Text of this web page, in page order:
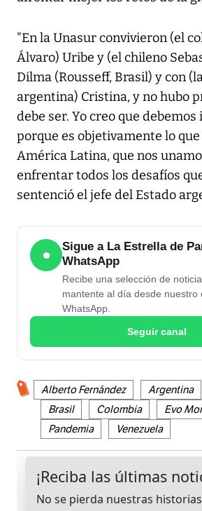
"En la Unasur convivieron (el
Álvaro) Uribe y (el chileno
Dilma (Rousseff, Brasil) y con
argentina) Cristina, y no hubo
debe ser. Yo creo que
porque es objetivamente lo
América Latina, que nos
enfrentar todos los desafíos
sentenció el jefe del Estado
●
Sigue a La Estrella de
WhatsApp
Recibe una selección de
mantente al día desde nuestro
WhatsApp.
Seguir canal
Alberto Fernández Argentina
Brasil
Colombia Evo
Pandemia
Venezuela